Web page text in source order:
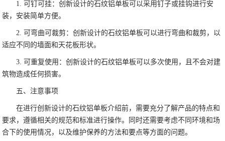
1. 可钉可挂：创新设计的石纹铝单板可以采用钉子或挂钩进行安
装，安装简单方便。
2. 可弯曲可裁剪：创新设计的石纹铝单板可以进行弯曲和裁剪，以
适应不同的墙面和天花板形状。
3. 可重复使用：创新设计的石纹铝单板可以多次使用，且不会对建
筑物造成任何损害。
五、注意事项
在进行创新设计的石纹铝单板介绍前，需要充分了解产品的特点和
要求，遵循相关的规范和标准进行操作。同时还需要考虑不同环境和场
合下的使用情况，以及维护保养的方法和要点等方面的问题。